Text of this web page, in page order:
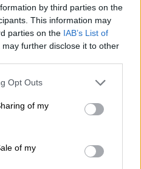
by third parties on the
This information may
parties on the IAB’s List of
may further disclose it to other
Opt Outs
of my
of my
Χαμομηλιού
έντονο άρωμα και γεύση
και βιοδραστικών
ηρεμιστικές ιδιότητες
του και τις παραδοσιακές
χαμομηλιού
και χαλαρωτικά ροφήματα
μπισκότα, κρέμες)